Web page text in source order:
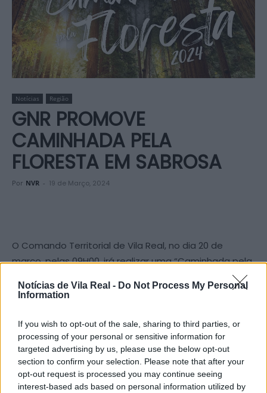
Notícias de Vila Real - Do Not Process My Personal
Information
If you wish to opt-out of the sale, sharing to third parties, or
processing of your personal or sensitive information for
targeted advertising by us, please use the below opt-out
section to confirm your selection. Please note that after your
opt-out request is processed you may continue seeing
interest-based ads based on personal information utilized by
Notícias Região
GNR PROMOVE
CAMINHADA PELA
FLORESTA EM SABROSA
Por NVR - 19 de Março, 2024
O Comando Territorial de Vila Real, no dia 20 de
março, pelas 09H00, irá realizar uma “Caminhada pela
Floresta” de carácter livre e sem inscrição, com um
percurso de 10 km, com início junto à Escola EB 2/3
Esta atividade está associada à comemoração do
Dia Mundial da Árvore e da Floresta, e pretende
fomentar condutas de respeito pela natureza e pelo
ambiente junto da população, assim como, despertar